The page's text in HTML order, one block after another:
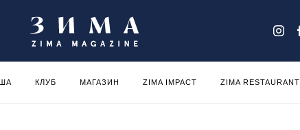
КЛУБ МАГАЗИН ZIMA IMPACT ZIMA RESTAURANT